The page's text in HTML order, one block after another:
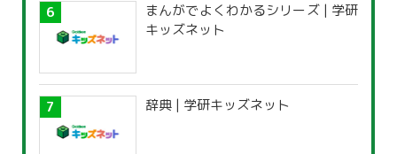
まんがでよくわかるシリーズ | 学研
キッズネット
辞典 | 学研キッズネット